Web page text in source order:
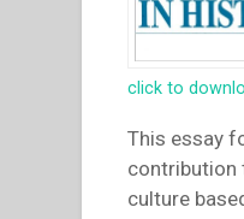
click to
This essay
contribution
culture